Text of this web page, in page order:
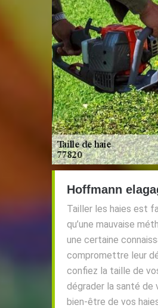
Hoffmann
Tailler les haies est
qu’une mauvaise
une certaine
compromettre leur
confiez la taille de
dégrader la santé de
bien-être de vos